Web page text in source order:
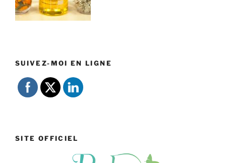
SUIVEZ-MOI EN LIGNE
SITE OFFICIEL